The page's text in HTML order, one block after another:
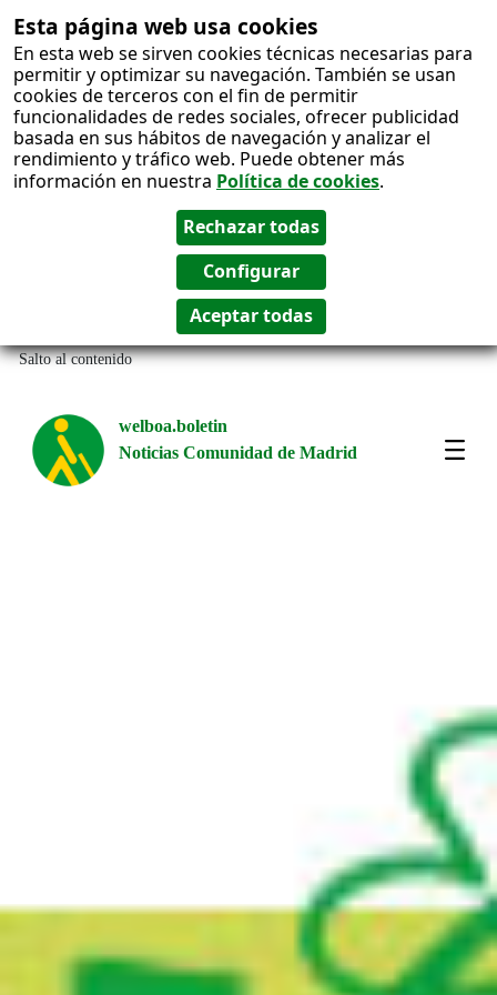
Esta página web usa cookies
En esta web se sirven cookies técnicas necesarias para
permitir y optimizar su navegación. También se usan
cookies de terceros con el fin de permitir
funcionalidades de redes sociales, ofrecer publicidad
basada en sus hábitos de navegación y analizar el
rendimiento y tráfico web. Puede obtener más
información en nuestra Política de cookies.
Salto al contenido
welboa.boletin
Noticias Comunidad de Madrid